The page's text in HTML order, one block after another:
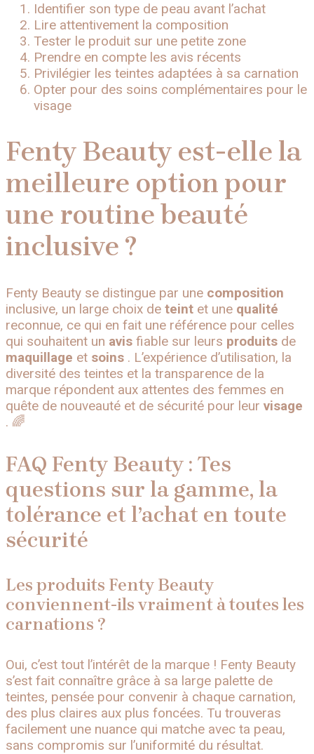
Identifier son type de peau avant l’achat
Lire attentivement la composition
Tester le produit sur une petite zone
Prendre en compte les avis récents
Privilégier les teintes adaptées à sa carnation
Opter pour des soins complémentaires pour le
visage
Fenty Beauty est-elle la
meilleure option pour
une routine beauté
inclusive ?
Fenty Beauty se distingue par une composition
inclusive, un large choix de teint et une qualité
reconnue, ce qui en fait une référence pour celles
qui souhaitent un avis fiable sur leurs produits de
maquillage et soins . L’expérience d’utilisation, la
diversité des teintes et la transparence de la
marque répondent aux attentes des femmes en
quête de nouveauté et de sécurité pour leur visage
. 🌈
FAQ Fenty Beauty : Tes
questions sur la gamme, la
tolérance et l’achat en toute
sécurité
Les produits Fenty Beauty
conviennent-ils vraiment à toutes les
carnations ?
Oui, c’est tout l’intérêt de la marque ! Fenty Beauty
s’est fait connaître grâce à sa large palette de
teintes, pensée pour convenir à chaque carnation,
des plus claires aux plus foncées. Tu trouveras
facilement une nuance qui matche avec ta peau,
sans compromis sur l’uniformité du résultat.